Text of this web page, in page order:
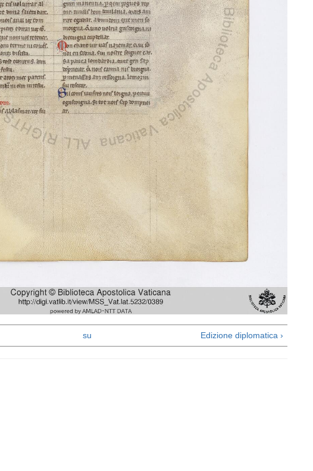
su Edizione diplomatica ›